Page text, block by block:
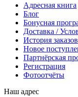
Адресная книга
Блог
Бонусная
Доставка /
История заказов
Новое
Партнёрская
Регистрация
Фотоотчёты
Наш адрес